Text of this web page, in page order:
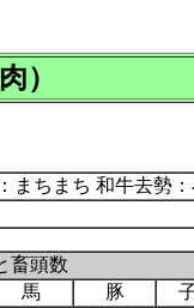
）
まちまち 和牛去勢
畜頭数
馬 豚